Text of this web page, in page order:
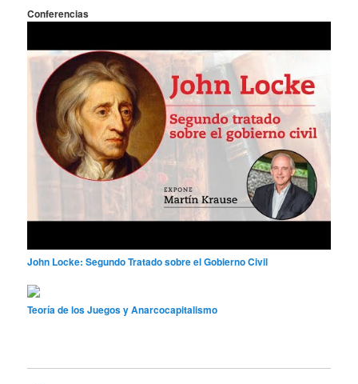
Conferencias
John Locke: Segundo Tratado sobre el Gobierno Civil
Teoría de los Juegos y Anarcocapitalismo